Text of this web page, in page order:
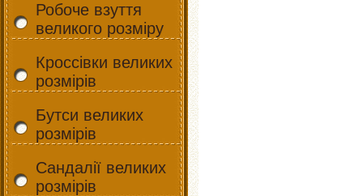
Робоче взуття
великого розміру
Кроссівки великих
розмірів
Бутси великих
розмірів
Сандалії великих
розмірів